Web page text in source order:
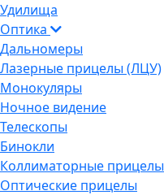
Удилища
Оптика
Дальномеры
Лазерные прицелы (ЛЦУ)
Монокуляры
Ночное видение
Телескопы
Бинокли
Коллиматорные прицелы
Оптические прицелы